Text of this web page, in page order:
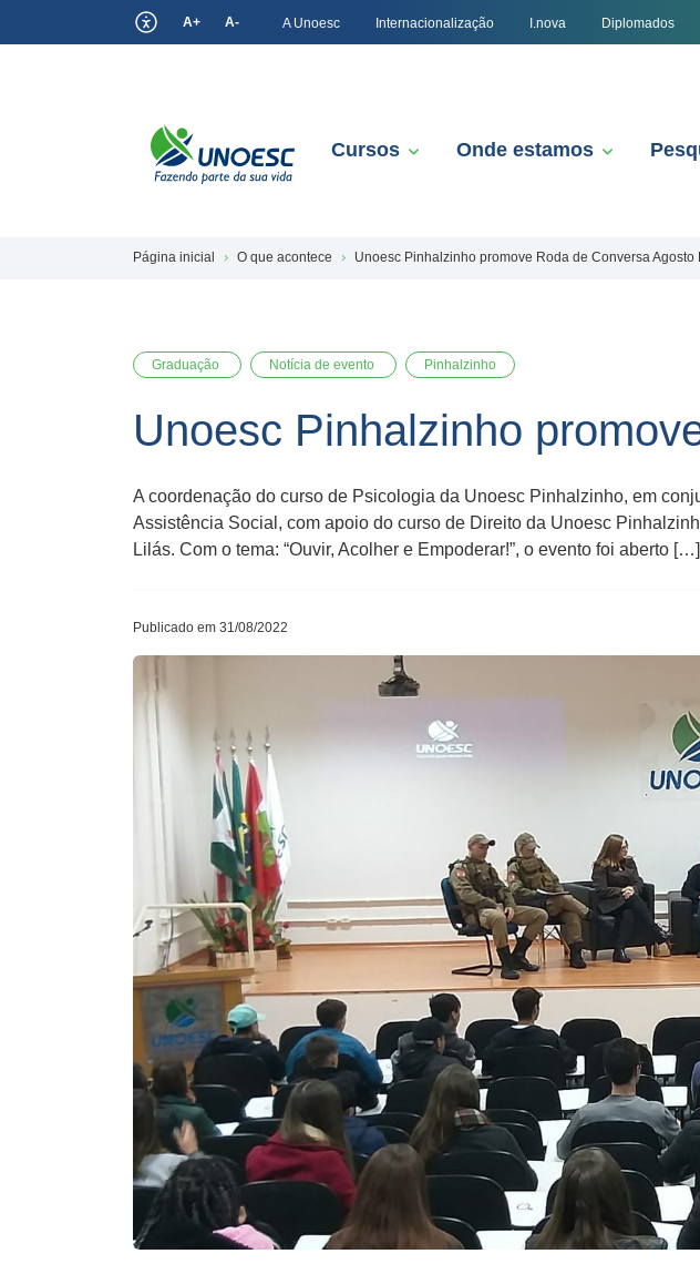
A+ A- A Unoesc Internacionalização I.nova Diplomados
Cursos Onde estamos
Página inicial O que acontece Unoesc Pinhalzinho promove Roda de Conversa Agosto
Graduação Notícia de evento Pinhalzinho
Unoesc Pinhalzinho
A coordenação do curso de Psicologia da Unoesc Pinhalzinho, em
Assistência Social, com apoio do curso de Direito da Unoesc
Lilás. Com o tema: “Ouvir, Acolher e Empoderar!”, o evento foi aberto […]
Publicado em 31/08/2022